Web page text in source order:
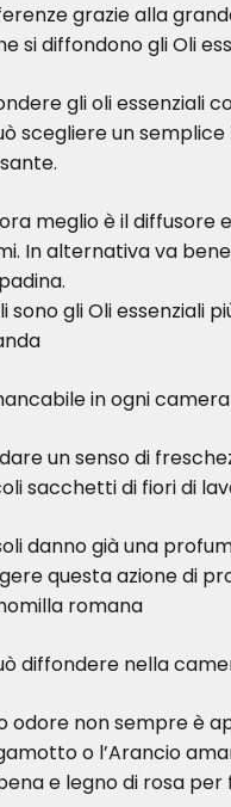
grazie alla
si diffondono gli Oli
gli oli essenziali
scegliere un
meglio è il diffusore
In alternativa va
sono gli Oli essenziali
in ogni
un senso di
sacchetti di fiori di
danno già una
questa azione di
romana
diffondere nella
odore non sempre è
o l’Arancio
e legno di rosa per